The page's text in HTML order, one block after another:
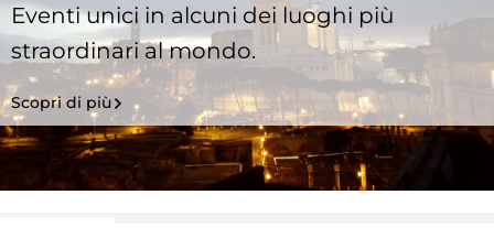
Eventi unici in alcuni dei luoghi più
straordinari al mondo.
Scopri di più